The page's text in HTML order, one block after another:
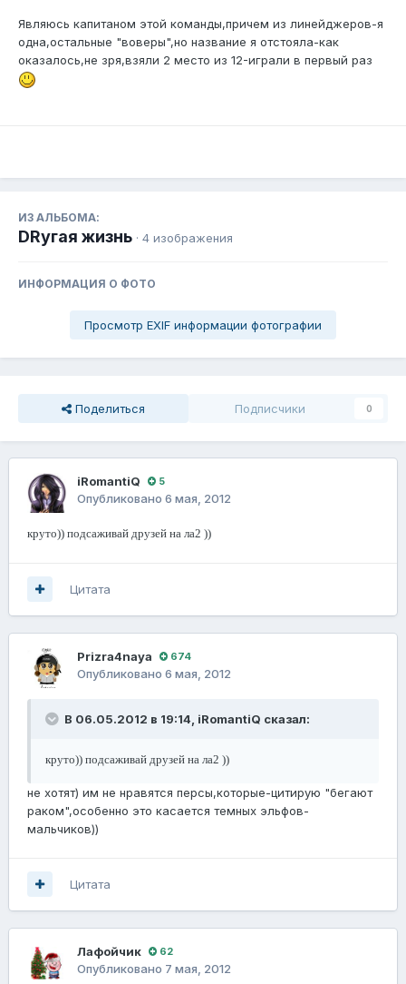
Являюсь капитаном этой команды,причем из линейджеров-я
одна,остальные "воверы",но название я отстояла-как
оказалось,не зря,взяли 2 место из 12-играли в первый раз
ИЗ АЛЬБОМА:
DRугая жизнь · 4 изображения
ИНФОРМАЦИЯ О ФОТО
Просмотр EXIF информации фотографии
Поделиться Подписчики 0
iRomantiQ 5
Опубликовано 6 мая, 2012
круто)) подсаживай друзей на ла2 ))
Цитата
Prizra4naya 674
Опубликовано 6 мая, 2012
В 06.05.2012 в 19:14, iRomantiQ сказал:
круто)) подсаживай друзей на ла2 ))
не хотят) им не нравятся персы,которые-цитирую "бегают
раком",особенно это касается темных эльфов-
мальчиков))
Цитата
Лафойчик 62
Опубликовано 7 мая, 2012